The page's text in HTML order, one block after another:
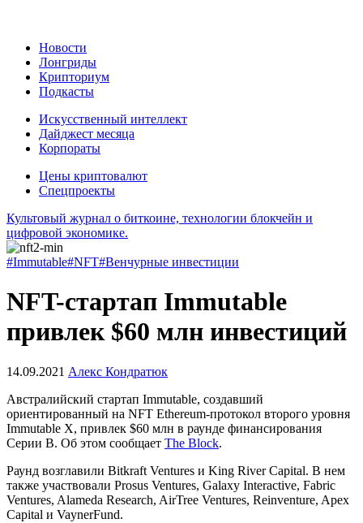
Новости
Лонгриды
Крипториум
Подкасты
Искусственный интеллект
Дайджест месяца
Корпораты
Цены криптовалют
Спецпроекты
Культовый журнал о биткоине, технологии блокчейн и
цифровой экономике.
#Immutable#NFT#Венчурные инвестиции
NFT-стартап Immutable
привлек $60 млн инвестиций
14.09.2021 Алекс Кондратюк
Австралийский стартап Immutable, создавший
ориентированный на NFT Ethereum-протокол второго уровня
Immutable X, привлек $60 млн в раунде финансирования
Серии В. Об этом сообщает The Block.
Раунд возглавили Bitkraft Ventures и King River Capital. В нем
также участвовали Prosus Ventures, Galaxy Interactive, Fabric
Ventures, Alameda Research, AirTree Ventures, Reinventure, Apex
Capital и VaynerFund.